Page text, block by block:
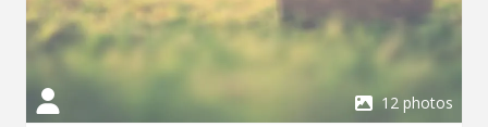
copropriété sans charges de trois maisons. À découvrir
sans tarder.
12 photos